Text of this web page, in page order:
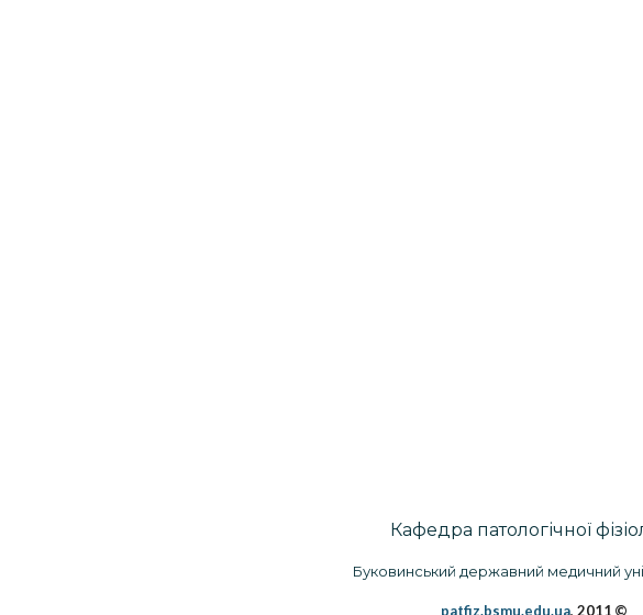
Кафедра патологічної
Буковинський державний медичний
patfiz.bsmu.edu.ua, 2011 ©